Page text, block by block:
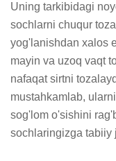
Uning tarkibidagi
sochlarni chuqur
yog'lanishdan xalos
mayin va uzoq vaqt
nafaqat sirtni
mustahkamlab,
sog'lom o'sishini
sochlaringizga tabiiy